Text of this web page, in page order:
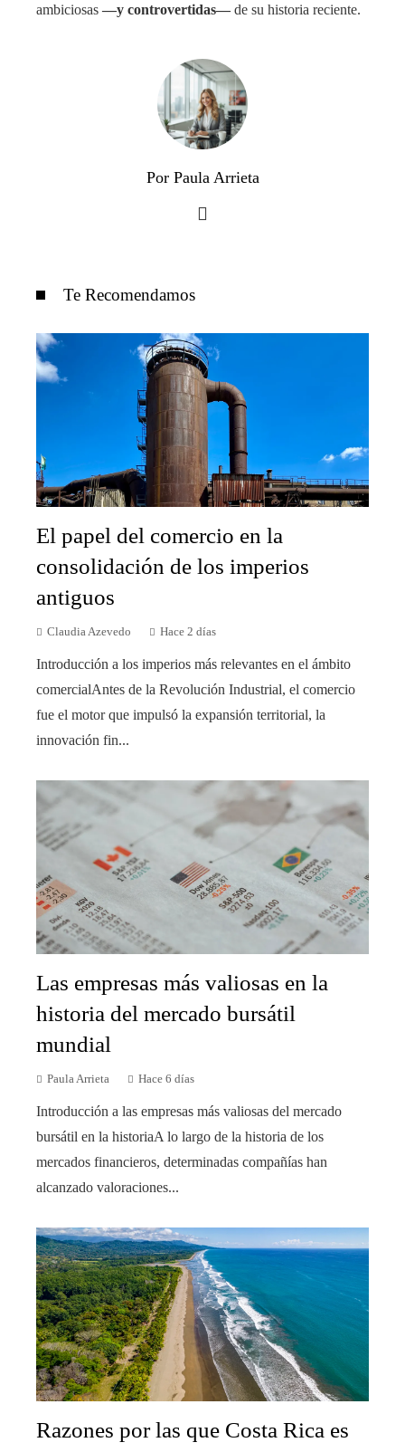
ambiciosas —y controvertidas— de su historia reciente.
Por Paula Arrieta
Te Recomendamos
El papel del comercio en la
consolidación de los imperios
antiguos
Claudia Azevedo Hace 2 días
Introducción a los imperios más relevantes en el ámbito
comercialAntes de la Revolución Industrial, el comercio
fue el motor que impulsó la expansión territorial, la
innovación fin...
Las empresas más valiosas en la
historia del mercado bursátil
mundial
Paula Arrieta Hace 6 días
Introducción a las empresas más valiosas del mercado
bursátil en la historiaA lo largo de la historia de los
mercados financieros, determinadas compañías han
alcanzado valoraciones...
Razones por las que Costa Rica es